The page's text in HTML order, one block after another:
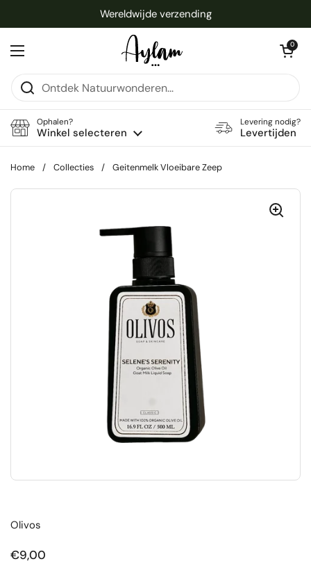
Wereldwijde verzending
Menu openen
Winkelwagentje
0
Ophalen?
Winkel selecteren
Levering nodig?
Levertijden
Home / Collecties / Geitenmelk Vloeibare Zeep
Olivos
Normale prijs
€9,00